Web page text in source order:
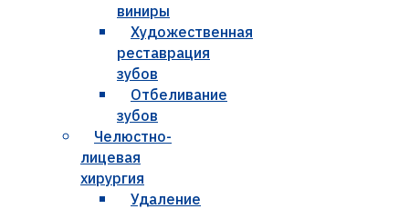
виниры
Художественная
реставрация
зубов
Отбеливание
зубов
Челюстно-
лицевая
хирургия
Удаление